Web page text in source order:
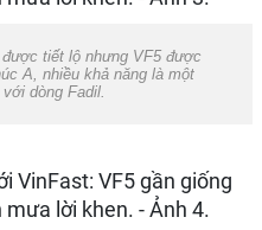
tiết lộ nhưng VF5 được
A, nhiều khả năng là một
dòng Fadil.